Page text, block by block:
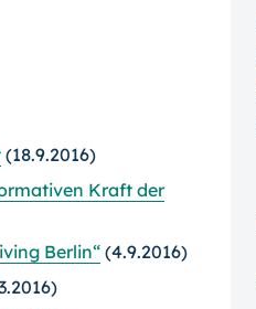
(18.9.2016)
Kraft der
Berlin“ (4.9.2016)